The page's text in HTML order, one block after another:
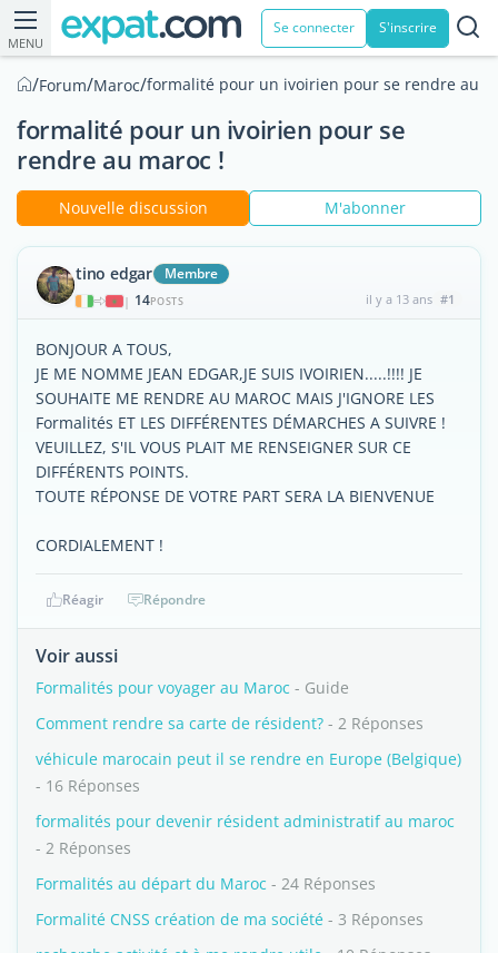
MENU
Se connecter S'inscrire
/Forum/Maroc/formalité pour un ivoirien pour se rendre au
formalité pour un ivoirien pour se
rendre au maroc !
Nouvelle discussion M'abonner
tino edgar Membre
| 14POSTS il y a 13 ans #1
BONJOUR A TOUS,
JE ME NOMME JEAN EDGAR,JE SUIS IVOIRIEN.....!!!! JE
SOUHAITE ME RENDRE AU MAROC MAIS J'IGNORE LES
Formalités ET LES DIFFÉRENTES DÉMARCHES A SUIVRE !
VEUILLEZ, S'IL VOUS PLAIT ME RENSEIGNER SUR CE
DIFFÉRENTS POINTS.
TOUTE RÉPONSE DE VOTRE PART SERA LA BIENVENUE
CORDIALEMENT !
Réagir Répondre
Voir aussi
Formalités pour voyager au Maroc - Guide
Comment rendre sa carte de résident? - 2 Réponses
véhicule marocain peut il se rendre en Europe (Belgique)
- 16 Réponses
formalités pour devenir résident administratif au maroc
- 2 Réponses
Formalités au départ du Maroc - 24 Réponses
Formalité CNSS création de ma société - 3 Réponses